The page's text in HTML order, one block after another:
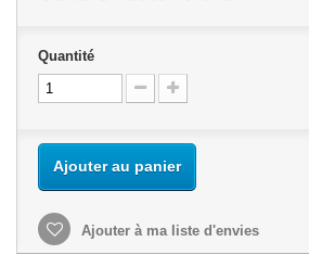
Quantité
Ajouter au panier
Ajouter à ma liste d'envies